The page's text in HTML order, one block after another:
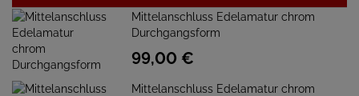
Mittelanschluss Edelamatur chrom
Durchgangsform
99,00 €
Mittelanschluss Edelamatur chrom